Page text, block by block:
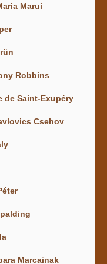
Marui
Robbins
de Saint-Exupéry
Csehov
Marcainak